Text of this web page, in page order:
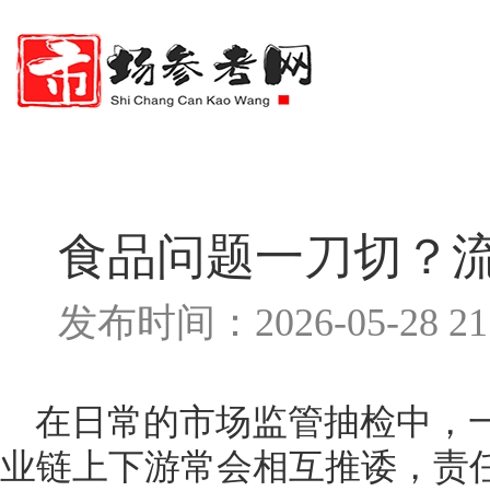
食品问题一刀切？
发布时间：2026-05-28
在日常的市场监管抽检中，
业链上下游常会相互推诿，责